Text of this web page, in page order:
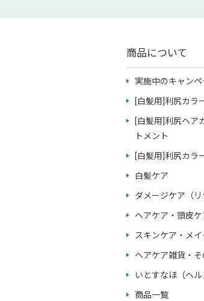
商品について
実施中のキャンペ
[白髪用]利尻カラ
[白髪用]利尻ヘア
トメント
[白髪用]利尻カラ
白髪ケア
ダメージケア（リ
ヘアケア・頭皮ケ
スキンケア・メイ
ヘアケア雑貨・
いとすなほ（ヘル
商品一覧